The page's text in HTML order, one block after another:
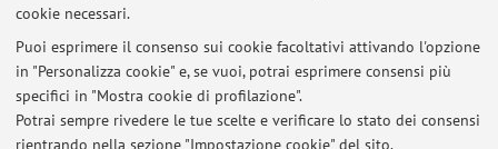
cookie necessari.
Puoi esprimere il consenso sui cookie facoltativi attivando l'opzione
in "Personalizza cookie" e, se vuoi, potrai esprimere consensi più
specifici in "Mostra cookie di profilazione".
Potrai sempre rivedere le tue scelte e verificare lo stato dei consensi
rientrando nella sezione "Impostazione cookie" del sito.
Ultimi avvisi
Al momento non sono presenti avvisi.